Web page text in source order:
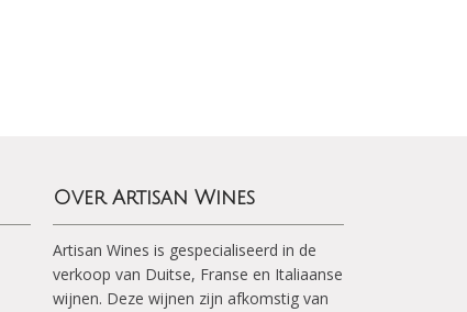
Over Artisan Wines
Artisan Wines is gespecialiseerd in de
verkoop van Duitse, Franse en Italiaanse
wijnen. Deze wijnen zijn afkomstig van